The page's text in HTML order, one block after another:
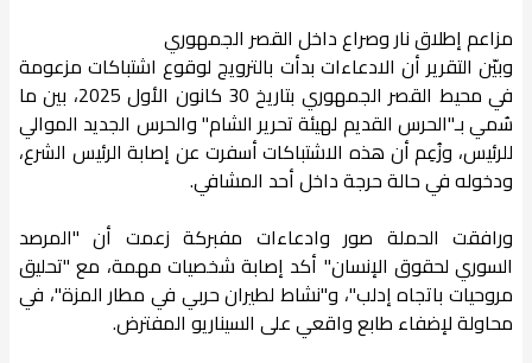
مزاعم إطلاق نار وصراع داخل القصر الجمهوري
وبيّن التقرير أن الادعاءات بدأت بالترويج لوقوع اشتباكات مزعومة
في محيط القصر الجمهوري بتاريخ 30 كانون الأول 2025، بين ما
سُمي بـ"الحرس القديم لهيئة تحرير الشام" والحرس الجديد الموالي
للرئيس، وزُعِم أن هذه الاشتباكات أسفرت عن إصابة الرئيس الشرع،
ودخوله في حالة حرجة داخل أحد المشافي.
ورافقت الحملة صور وادعاءات مفبركة زعمت أن "المرصد
السوري لحقوق الإنسان" أكد إصابة شخصيات مهمة، مع "تحليق
مروحيات باتجاه إدلب"، و"نشاط لطيران حربي في مطار المزة"، في
محاولة لإضفاء طابع واقعي على السيناريو المفترض.